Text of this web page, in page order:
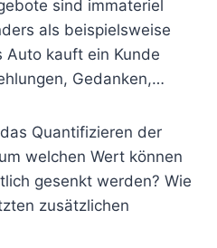
sind immateriel
als beispielsweise
Auto kauft ein Kunde
Gedanken,…
Quantifizieren der
welchen Wert können
gesenkt werden? Wie
zusätzlichen